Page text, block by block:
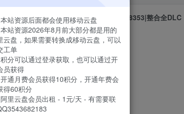
|South Park The Stick of Truth|Build228353|整合全DLC
付费后查看
站资源后面都会使用移动云盘
站资源2026年8月前大部分都是用的
云盘，如果需要转换成移动云盘，可以
工单
分可以通过登录获取，也可以通过开
员获得
通月费会员获得10积分，开通年费会
得60积分
里云盘会员出租 - 1元/天 - 有需要联